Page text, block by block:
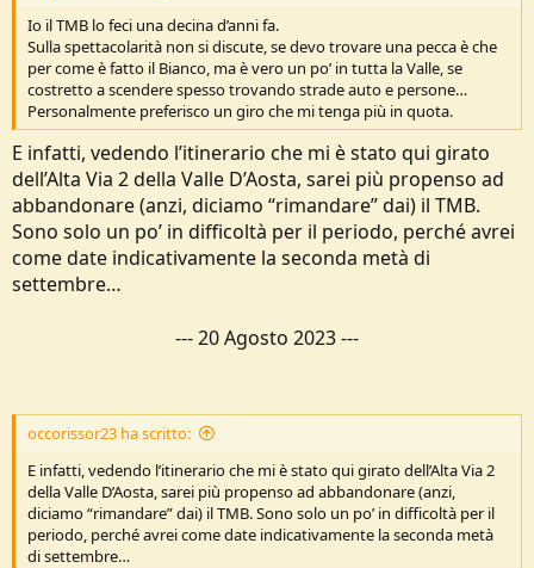
Io il TMB lo feci una decina d’anni fa.
Sulla spettacolarità non si discute, se devo trovare una pecca è che
per come è fatto il Bianco, ma è vero un po’ in tutta la Valle, se
costretto a scendere spesso trovando strade auto e persone…
Personalmente preferisco un giro che mi tenga più in quota.
E infatti, vedendo l’itinerario che mi è stato qui girato
dell’Alta Via 2 della Valle D’Aosta, sarei più propenso ad
abbandonare (anzi, diciamo “rimandare” dai) il TMB.
Sono solo un po’ in difficoltà per il periodo, perché avrei
come date indicativamente la seconda metà di
settembre…
---20 Agosto 2023---
occorissor23 ha scritto:
E infatti, vedendo l’itinerario che mi è stato qui girato dell’Alta Via 2
della Valle D’Aosta, sarei più propenso ad abbandonare (anzi,
diciamo “rimandare” dai) il TMB. Sono solo un po’ in difficoltà per il
periodo, perché avrei come date indicativamente la seconda metà
di settembre…